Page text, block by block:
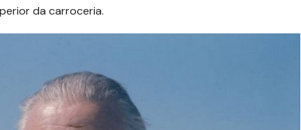
da carroceria.